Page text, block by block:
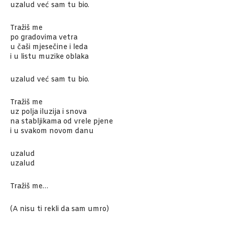
uzalud već sam tu bio.
Tražiš me
po gradovima vetra
u čaši mjesečine i leda
i u listu muzike oblaka
uzalud već sam tu bio.
Tražiš me
uz polja iluzija i snova
na stabljikama od vrele pjene
i u svakom novom danu
uzalud
uzalud
Tražiš me…
(A nisu ti rekli da sam umro)